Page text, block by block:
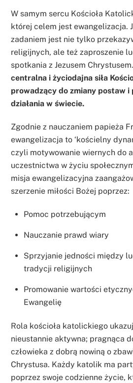
W samym sercu Kościoła
której celem jest ewangelizacja.
zadaniem jest nie tylko
religijnych, ale też zaproszenie
spotkania z Jezusem Chrystusem.
centralna i życiodajna siła
prowadzący do zmiany postaw
działania w świecie.
Zgodnie z nauczaniem papieża
ewangelizacja to ‘kościelny
czyli motywowanie wiernych do
uczestnictwa w życiu
misja ewangelizacyjna
szerzenie miłości Bożej poprzez:
Pomoc potrzebującym
Nauczanie prawd wiary
Sprzyjanie jedności między
tradycji religijnych
Promowanie wartości
Ewangelię
Rola kościoła katolickiego
nieustannie aktywna; pragnąca
człowieka z dobrą nowiną o
Chrystusa. Każdy katolik ma
poprzez swoje codzienne życie,